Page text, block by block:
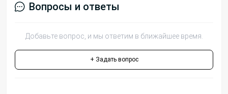
Вопросы и ответы
Добавьте вопрос, и мы ответим в ближайшее время.
+ Задать вопрос